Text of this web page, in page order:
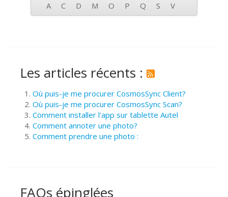
A C D M O P Q S V
Les articles récents :
Où puis-je me procurer CosmosSync Client?
Où puis-je me procurer CosmosSync Scan?
Comment installer l'app sur tablette Autel
Comment annoter une photo?
Comment prendre une photo :
FAQs épinglées